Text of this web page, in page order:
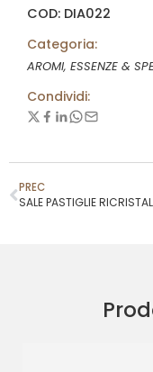
COD: DIA022
Categoria:
AROMI, ESSENZE &
Condividi:
PREC
SALE PASTIGLIE